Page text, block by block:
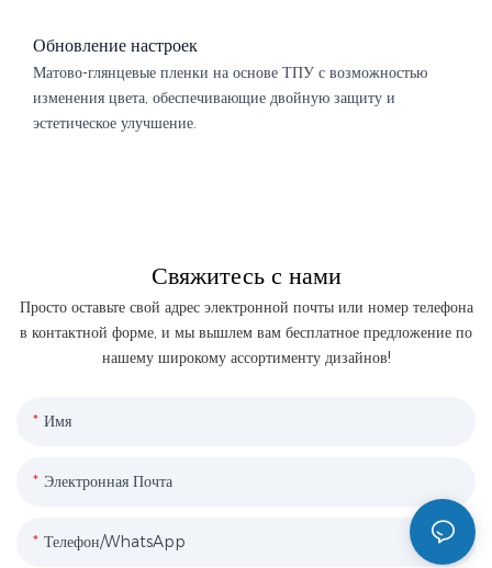
Обновление настроек
Матово-глянцевые пленки на основе ТПУ с возможностью
изменения цвета, обеспечивающие двойную защиту и
эстетическое улучшение.
Свяжитесь с нами
Просто оставьте свой адрес электронной почты или номер телефона
в контактной форме, и мы вышлем вам бесплатное предложение по
нашему широкому ассортименту дизайнов!
Имя
Электронная Почта
Телефон/WhatsApp